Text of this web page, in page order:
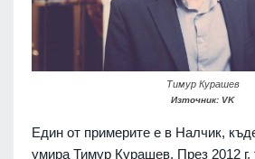
Тимур Курашев
Източник: VK
Един от примерите е в Налчик,
умира Тимур Курашев. През 2012 г.